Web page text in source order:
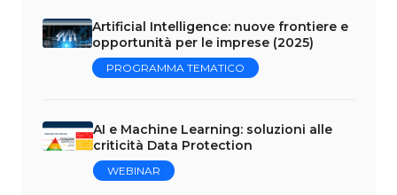
Artificial Intelligence: nuove frontiere e
opportunità per le imprese (2025)
PROGRAMMA TEMATICO
AI e Machine Learning: soluzioni alle
criticità Data Protection
WEBINAR